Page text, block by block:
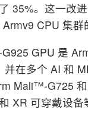
35%。这一改
CPU 集群
GPU 是
在多个 AI 和
Mali™-G725
XR 可穿戴设备